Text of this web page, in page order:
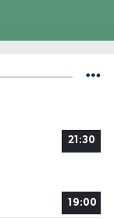
21:30
19:00